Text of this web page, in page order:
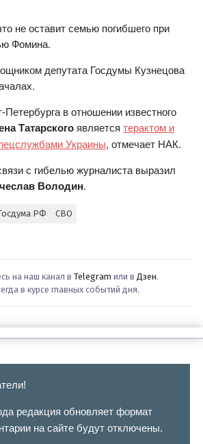
не оставит семью погибшего при
Фомина.
депутата Госдумы Кузнецова
в отношении известного
Татарскогоявляетсятерактом и
Украины, отмечает НАК.
с гибелью журналиста выразил
Володин.
РФ СВО
на наш канал в Telegram или в Дзен.
в курсе главных событий дня.
редакция обновляет формат
на сайте будут отключены.